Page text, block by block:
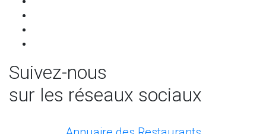
Suivez-nous
sur les réseaux sociaux